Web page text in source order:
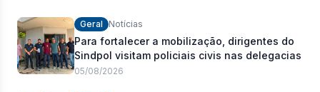
Geral Notícias
Para fortalecer a mobilização, dirigentes do
Sindpol visitam policiais civis nas delegacias
05/08/2026